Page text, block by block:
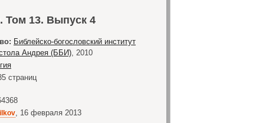
Том 13. Выпуск 4
Библейско-богословский институт
Андрея (ББИ), 2010
страниц
, 16 февраля 2013